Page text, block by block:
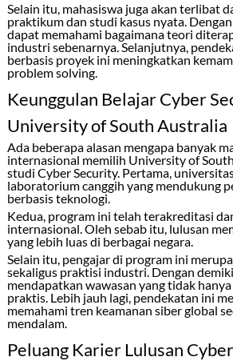
Selain itu, mahasiswa juga akan terlibat
praktikum dan studi kasus nyata.
dapat memahami bagaimana teori
industri sebenarnya. Selanjutnya,
berbasis proyek ini meningkatkan
problem solving.
Keunggulan Belajar Cyber
University of South Australia
Ada beberapa alasan mengapa banyak
internasional memilih University of
studi Cyber Security. Pertama,
laboratorium canggih yang mendukung
berbasis teknologi.
Kedua, program ini telah terakreditasi
internasional. Oleh sebab itu, lulusan
yang lebih luas di berbagai negara.
Selain itu, pengajar di program ini
sekaligus praktisi industri. Dengan
mendapatkan wawasan yang tidak
praktis. Lebih jauh lagi, pendekatan ini
memahami tren keamanan siber global
mendalam.
Peluang Karier Lulusan